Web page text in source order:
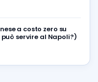
a costo zero su
servire al Napoli?)